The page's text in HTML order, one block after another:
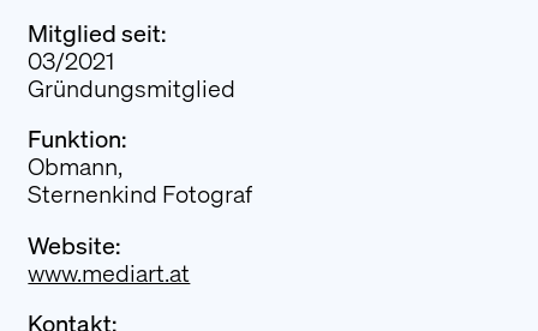
Kontakt
Wir stehen Ihnen gerne bei Fragen oder
Wünschen persönlich zur Verfügung.
Kontaktieren Sie uns
Unsere Fotograf:innen stehen auf Wunsch
von Sternenkind-Eltern in allen Vorarlberger
Mitglied seit:
03/2021
Gründungsmitglied
Funktion:
Obmann,
Sternenkind Fotograf
Website:
www.mediart.at
Kontakt: